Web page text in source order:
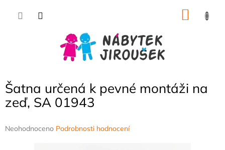
Šatna určená k pevné montáži na
zeď, SA 01943
Průměrné
Neohodnoceno Podrobnosti hodnocení